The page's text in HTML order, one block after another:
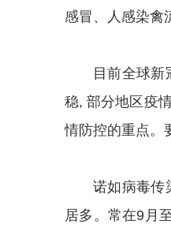
感冒、人感染禽
目前全球
稳, 部分地区疫
情防控的重点。
诺如病毒传
居多。常在9月